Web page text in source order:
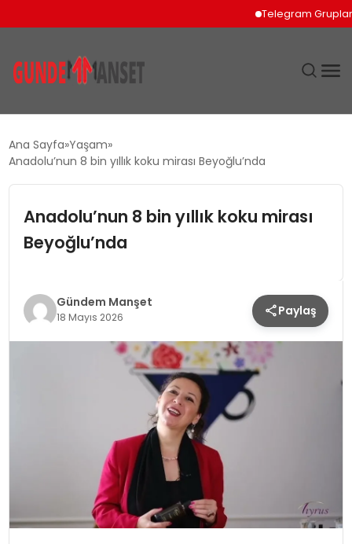
Telegram Grupları
EKONOMI
SPOR
TEKNOLOJI
YAŞAM
Ana Sayfa Yaşam
Anadolu’nun 8 bin yıllık koku mirası Beyoğlu’nda
Anadolu’nun 8 bin yıllık koku mirası
Beyoğlu’nda
Gündem Manşet
18 Mayıs 2026 Paylaş